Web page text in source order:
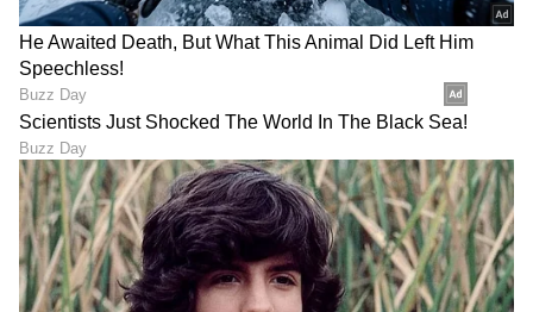
ABOUT THE AUTHOR
SH Sushma Hegde
ಸುವರ್ಣ ನ್ಯೂಸ್ ಸುದ್ದಿ ಮಾಧ್ಯಮದ ಡಿಜಿಟಲ್ ವಿಭಾಗದಲ್ಲಿ ಕಳೆದ
ಮೂರು ವರ್ಷಗಳಿಂದ ಕೆಲಸ ಮಾಡುತ್ತಿದ್ದೇನೆ. ದೃಶ್ಯ ಮಾಧ್ಯಮ,
ಡಿಜಿಟಲ್‌ ಮಾಧ್ಯಮದಲ್ಲಿ 5 ವರ್ಷ ಕೆಲಸ ಮಾಡಿದ ಅನುಭವವಿದೆ.
SDM ಉಜಿರೆಯಲ್ಲಿ ಪತ್ರಿಕೋದ್ಯಮದ ಸ್ನಾತಕೋತ್ತರ ಪದವಿ.
ಸುದ್ದಿಲೋಕದಲ್ಲಿ ರಾಜಕೀಯ, ದೇಶ, ಜ್ಯೋತಿಷ್ಯ, ಜೀವನಶೈಲಿ,
ವಾಣಿಜ್ಯ, ಕ್ರೈಂ ಸುದ್ದಿಗಳಲ್ಲಿ ಆಸಕ್ತಿ.
ರಾಶಿ ಜ್ಯೋತಿಷ್ಯ ಅದೃಷ್ಟ